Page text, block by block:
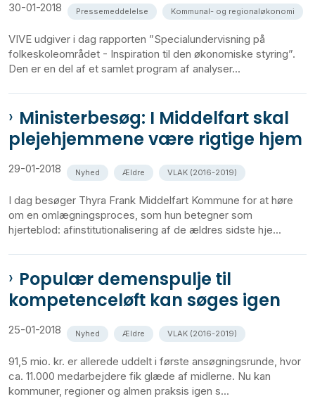
30-01-2018 Pressemeddelelse Kommunal- og regionaløkonomi
VIVE udgiver i dag rapporten ”Specialundervisning på
folkeskoleområdet - Inspiration til den økonomiske styring”.
Den er en del af et samlet program af analyser...
Ministerbesøg: I Middelfart skal
plejehjemmene være rigtige hjem
29-01-2018 Nyhed Ældre VLAK (2016-2019)
I dag besøger Thyra Frank Middelfart Kommune for at høre
om en omlægningsproces, som hun betegner som
hjerteblod: afinstitutionalisering af de ældres sidste hje...
Populær demenspulje til
kompetenceløft kan søges igen
25-01-2018 Nyhed Ældre VLAK (2016-2019)
91,5 mio. kr. er allerede uddelt i første ansøgningsrunde, hvor
ca. 11.000 medarbejdere fik glæde af midlerne. Nu kan
kommuner, regioner og almen praksis igen s...